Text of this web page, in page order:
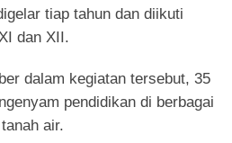
tiap tahun dan diikuti
dan XII.
dalam kegiatan tersebut, 35
pendidikan di berbagai
air.